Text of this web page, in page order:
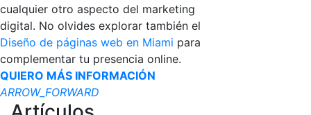
cualquier otro aspecto del marketing
digital. No olvides explorar también el
Diseño de páginas web en Miami para
complementar tu presencia online.
QUIERO MÁS INFORMACIÓN
ARROW_FORWARD